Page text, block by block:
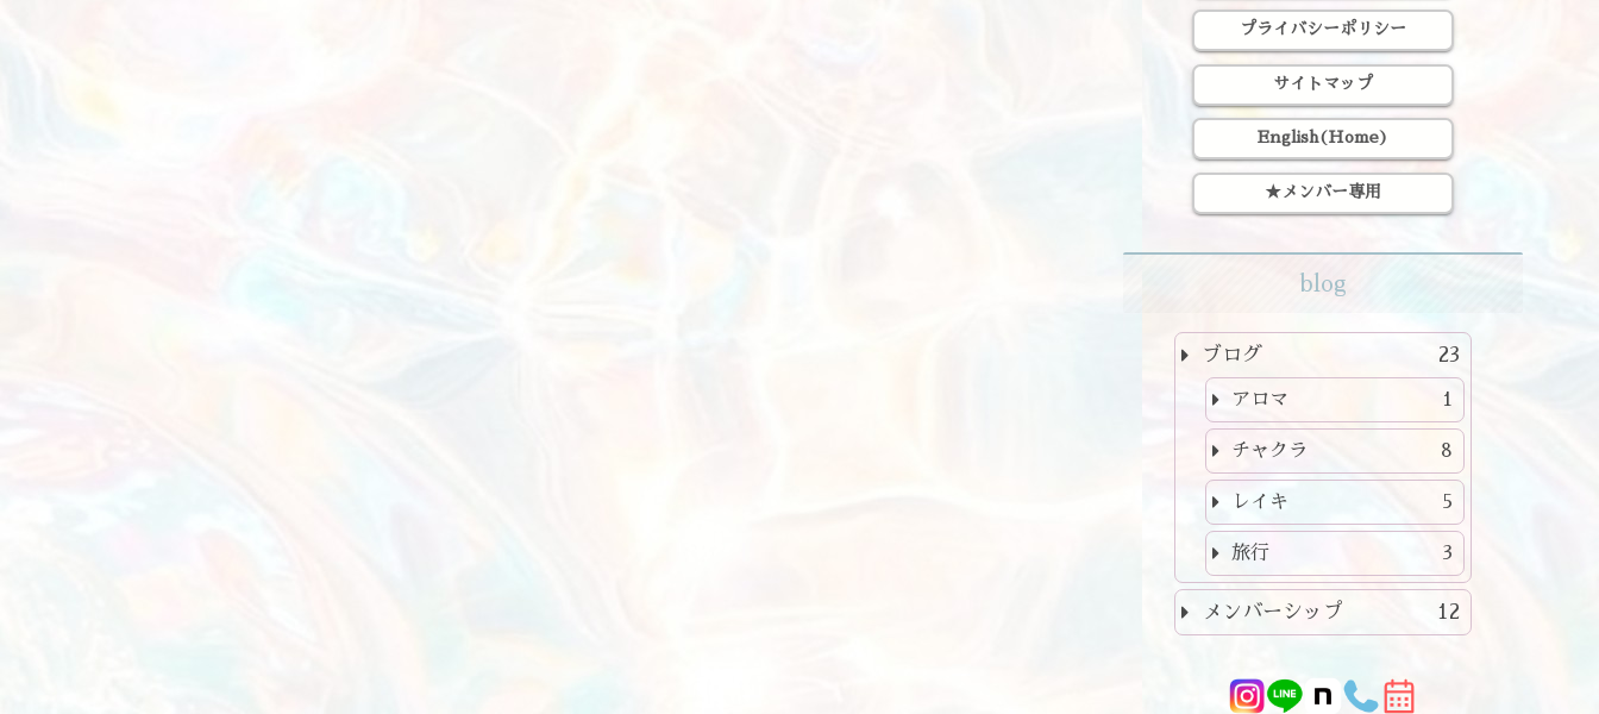
プライバシーポリシー
サイトマップ
English(Home)
★メンバー専用
blog
ブログ 23
アロマ 1
チャクラ 8
レイキ 5
旅行 3
メンバーシップ 12